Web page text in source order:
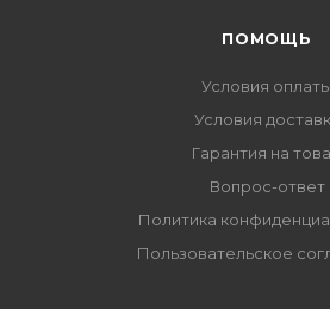
ПОМОЩЬ
Условия оплаты
Условия
Гарантия на
Вопрос-ответ
Политика
Пользовательское